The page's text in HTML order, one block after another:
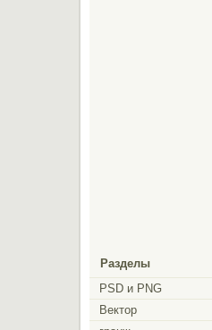
Разделы
PSD и PNG
Вектор